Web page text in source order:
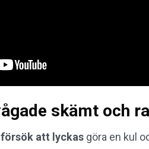
skämt och
att lyckas göra en kul